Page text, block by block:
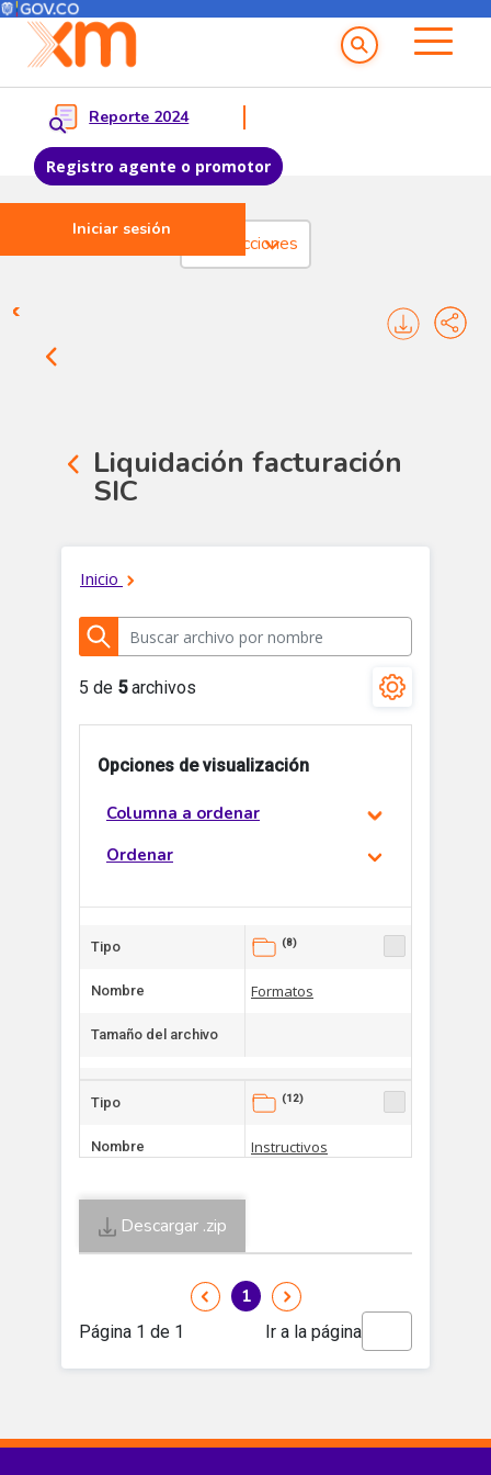
Pasar al contenido principal
Menú del Usuario
Reporte 2024
Registro agente o promotor
Iniciar sesión
Menu principal
Transacciones - Formatos
Transacciones
Liquidación facturación
SIC